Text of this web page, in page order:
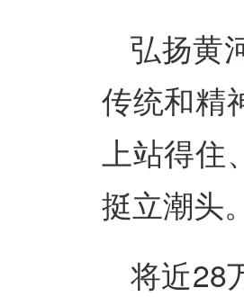
弘扬黄
传统和精
上站得住
挺立潮头
将近28